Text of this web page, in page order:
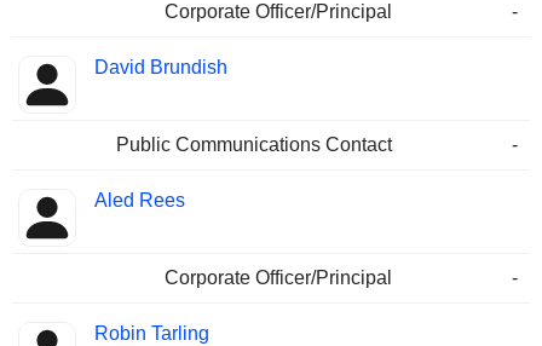
Corporate Officer/Principal -
David Brundish
Public Communications Contact -
Aled Rees
Corporate Officer/Principal -
Robin Tarling